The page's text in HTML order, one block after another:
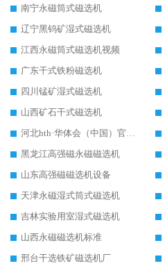
南宁永磁筒式磁选机
辽宁黑钨矿湿式磁选机
江西永磁筒式磁选机视频
广东干式铁粉磁选机
四川锰矿湿式磁选机
山西矿石干式磁选机
河北hth·华体会（中国）官方网站-hth.com 工作视频
黑龙江高强磁永磁磁选机
山东高强磁磁选机设备
天津永磁湿式筒式磁选机
吉林实验用室湿式磁选机
山西永磁磁选机标准
邢台干选铁矿磁选机厂